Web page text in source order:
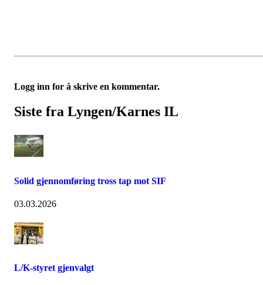
Logg inn for å skrive en kommentar.
Siste fra Lyngen/Karnes IL
Solid gjennomføring tross tap mot SIF
03.03.2026
L/K-styret gjenvalgt